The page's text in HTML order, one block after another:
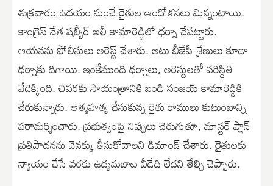
శుక్రవారం ఉదయం నుంచే రైతుల ఆందోళనలు మిన్నంటాయి.
కాంగ్రెస్ నేత షబ్బీర్ అలీ కామారెడ్డిలో ధర్నా చేపట్టారు.
ఆయనను పోలీసులు అరెస్ట్ చేశారు. అటు బీజేపీ శ్రేణులు కూడా
ధర్నాకు దిగాయి. ఇంకేముంది ధర్నాలు, అరెస్టులతో పరిస్థితి
వేడెక్కింది. చివరకు సాయంత్రానికి బండి సంజయ్ కామారెడ్డికి
చేరుకున్నారు. ఆత్మహత్య చేసుకున్న రైతు రాములు కుటుంబాన్ని
పరామర్శించారు. ప్రభుత్వంపై నిప్పులు చెరుగుతూ, మాస్టర్ ప్లాన్
ప్రతిపాదనను వెనక్కు తీసుకోవాలని డిమాండ్ చేశారు. రైతులకు
న్యాయం చేసే వరకు ఉద్యమబాట వీడేది లేదని తేల్చి చెప్పారు.